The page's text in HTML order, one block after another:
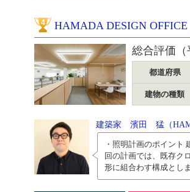
4 HAMADA DESIGN OFFICE
総合評価（
都道府県
建物の種類
建築家 濱田 猛（
・照明計画のポイント
回の計画では、既存ク
形に組合わす構成とし